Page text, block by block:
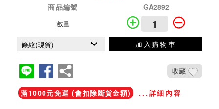
商品編號
GA2892
數量
加入購物車
收藏
滿1000元免運 (會扣除斷貨金額) ...詳細內容